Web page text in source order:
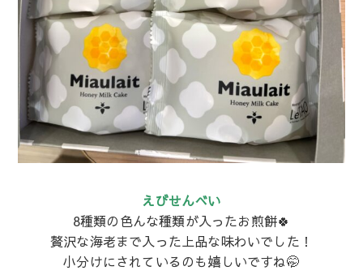
えびせんべい
8種類の色んな種類が入ったお煎餅🍀
贅沢な海老まで入った上品な味わいでした！
小分けにされているのも嬉しいですね🤭